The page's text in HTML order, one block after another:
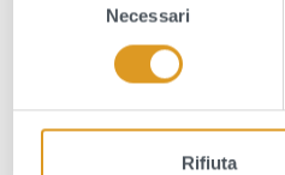
Necessari
Rifiuta